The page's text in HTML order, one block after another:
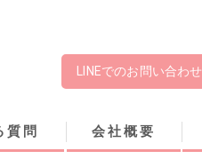
LINEでのお問い合わせ
質問 会社概要